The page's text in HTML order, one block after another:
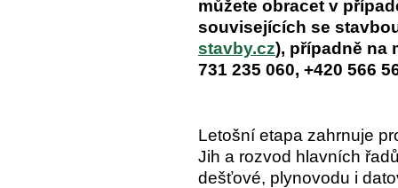
můžete obracet v
souvisejících se
stavby.cz), případně na
731 235 060, +420 566
Letošní etapa zahrnuje
Jih a rozvod hlavních
dešťové, plynovodu i